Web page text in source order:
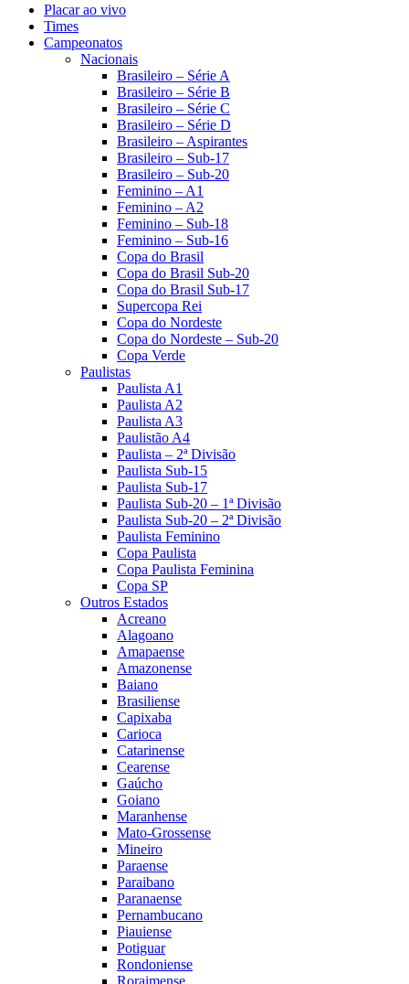
Placar ao vivo
Times
Campeonatos
Nacionais
Brasileiro – Série A
Brasileiro – Série B
Brasileiro – Série C
Brasileiro – Série D
Brasileiro – Aspirantes
Brasileiro – Sub-17
Brasileiro – Sub-20
Feminino – A1
Feminino – A2
Feminino – Sub-18
Feminino – Sub-16
Copa do Brasil
Copa do Brasil Sub-20
Copa do Brasil Sub-17
Supercopa Rei
Copa do Nordeste
Copa do Nordeste – Sub-20
Copa Verde
Paulistas
Paulista A1
Paulista A2
Paulista A3
Paulistão A4
Paulista – 2ª Divisão
Paulista Sub-15
Paulista Sub-17
Paulista Sub-20 – 1ª Divisão
Paulista Sub-20 – 2ª Divisão
Paulista Feminino
Copa Paulista
Copa Paulista Feminina
Copa SP
Outros Estados
Acreano
Alagoano
Amapaense
Amazonense
Baiano
Brasiliense
Capixaba
Carioca
Catarinense
Cearense
Gaúcho
Goiano
Maranhense
Mato-Grossense
Mineiro
Paraense
Paraibano
Paranaense
Pernambucano
Piauiense
Potiguar
Rondoniense
Roraimense